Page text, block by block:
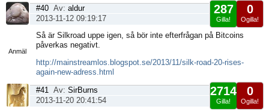
Anmäl
0
Ogilla!
287
Gilla!
#40 Av: aldur
2013-11-12 09:19:17
Så är Silkroad uppe igen, så bör inte efterfrågan på Bitcoins
påverkas negativt.
http://mainstreamlos.blogspot.se/2013/11/silk-road-20-rises-
again-new-adress.html
0
Ogilla!
2714
Gilla!
#41 Av: SirBurns
2013-11-20 20:41:54